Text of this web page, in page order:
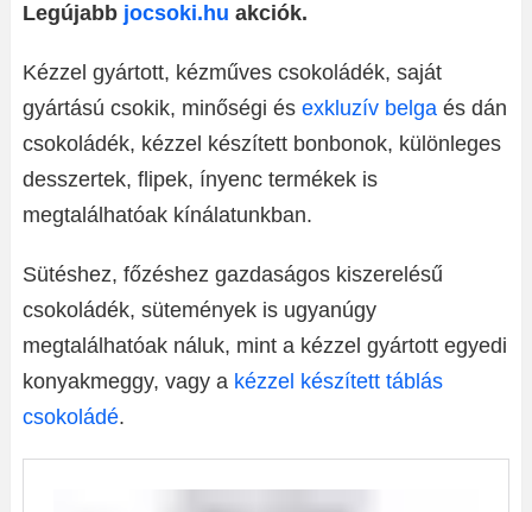
Legújabb jocsoki.hu akciók.
Kézzel gyártott, kézműves csokoládék, saját
gyártású csokik, minőségi és exkluzív belga és dán
csokoládék, kézzel készített bonbonok, különleges
desszertek, flipek, ínyenc termékek is
megtalálhatóak kínálatunkban.
Sütéshez, főzéshez gazdaságos kiszerelésű
csokoládék, sütemények is ugyanúgy
megtalálhatóak náluk, mint a kézzel gyártott egyedi
konyakmeggy, vagy a kézzel készített táblás
csokoládé.